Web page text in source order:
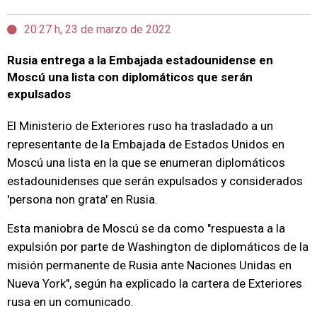
20:27 h, 23 de marzo de 2022
Rusia entrega a la Embajada estadounidense en
Moscú una lista con diplomáticos que serán
expulsados
El Ministerio de Exteriores ruso ha trasladado a un
representante de la Embajada de Estados Unidos en
Moscú una lista en la que se enumeran diplomáticos
estadounidenses que serán expulsados y considerados
'persona non grata' en Rusia.
Esta maniobra de Moscú se da como "respuesta a la
expulsión por parte de Washington de diplomáticos de la
misión permanente de Rusia ante Naciones Unidas en
Nueva York", según ha explicado la cartera de Exteriores
rusa en un comunicado.